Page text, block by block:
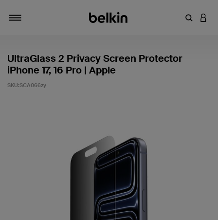
キーワアカ
UltraGlass 2 Privacy Screen Protector
iPhone 17, 16 Pro | Apple
SKU:SCA066zy